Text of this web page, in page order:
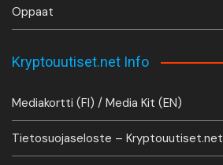
Oppaat
Kryptouutiset.net Info
Mediakortti (FI) / Media Kit (EN)
Tietosuojaseloste – Kryptouutiset.net